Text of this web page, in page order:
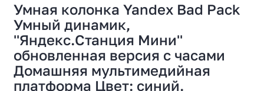
Умная колонка Yandex Bad Pack
Умный динамик,
''Яндекс.Станция Мини''
обновленная версия с часами
Домашняя мультимедийная
платформа Цвет: синий.